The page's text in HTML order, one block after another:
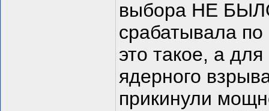
выбора НЕ
срабатывала
это такое, а
ядерного
прикинули